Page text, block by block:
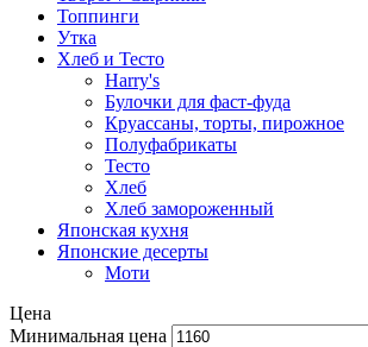
Топпинги
Утка
Хлеб и Тесто
Harry's
Булочки для фаст-фуда
Круассаны, торты, пирожное
Полуфабрикаты
Тесто
Хлеб
Хлеб замороженный
Японская кухня
Японские десерты
Моти
Цена
Минимальная цена